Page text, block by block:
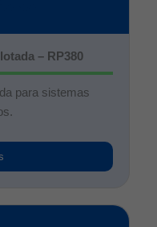
– RP380
para sistemas